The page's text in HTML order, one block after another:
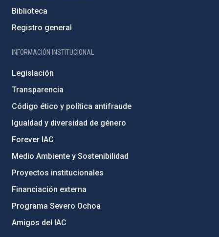
Biblioteca
Registro general
INFORMACIÓN INSTITUCIONAL
Legislación
Transparencia
Código ético y política antifraude
Igualdad y diversidad de género
Forever IAC
Medio Ambiente y Sostenibilidad
Proyectos institucionales
Financiación externa
Programa Severo Ochoa
Amigos del IAC